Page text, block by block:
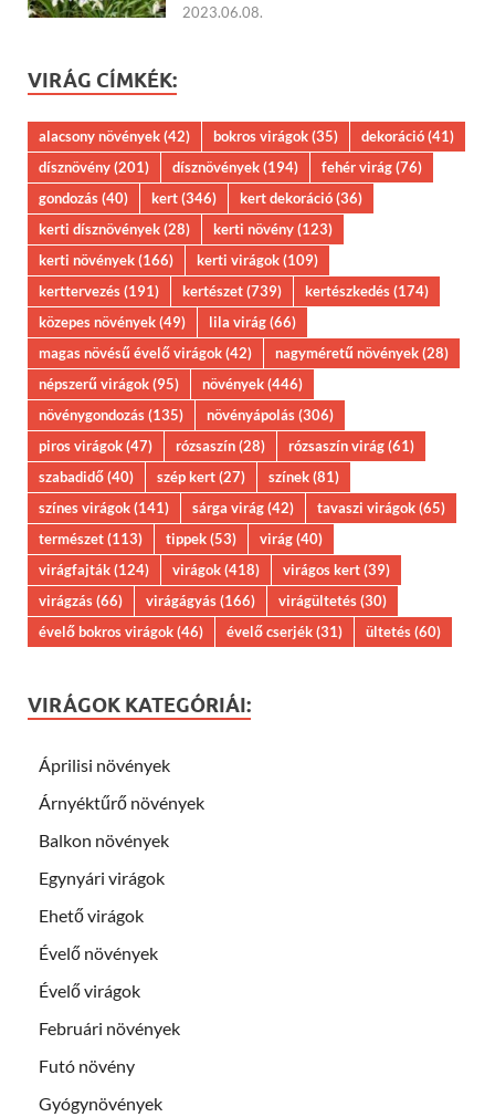
2023.06.08.
VIRÁG CÍMKÉK:
alacsony növények(42) bokros virágok(35) dekoráció(41)
dísznövény(201) dísznövények(194) fehér virág(76)
gondozás(40) kert(346) kert dekoráció(36)
kerti dísznövények(28) kerti növény(123)
kerti növények(166) kerti virágok(109)
kerttervezés(191) kertészet(739) kertészkedés(174)
közepes növények(49) lila virág(66)
magas növésű évelő virágok(42) nagyméretű növények(28)
népszerű virágok(95) növények(446)
növénygondozás(135) növényápolás(306)
piros virágok(47) rózsaszín(28) rózsaszín virág(61)
szabadidő(40) szép kert(27) színek(81)
színes virágok(141) sárga virág(42) tavaszi virágok(65)
természet(113) tippek(53) virág(40)
virágfajták(124) virágok(418) virágos kert(39)
virágzás(66) virágágyás(166) virágültetés(30)
évelő bokros virágok(46) évelő cserjék(31) ültetés(60)
VIRÁGOK KATEGÓRIÁI:
Áprilisi növények
Árnyéktűrő növények
Balkon növények
Egynyári virágok
Ehető virágok
Évelő növények
Évelő virágok
Februári növények
Futó növény
Gyógynövények